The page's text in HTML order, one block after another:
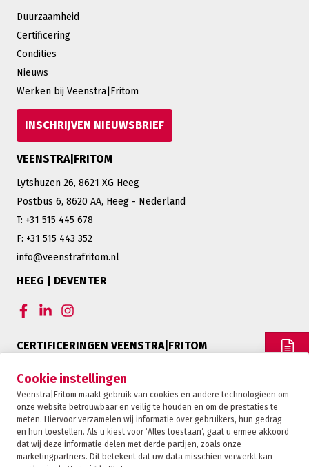
Cookie instellingen
Veenstra|Fritom maakt gebruik van cookies en andere technologieën om
onze website betrouwbaar en veilig te houden en om de prestaties te
meten. Hiervoor verzamelen wij informatie over gebruikers, hun gedrag
en hun toestellen. Als u kiest voor ‘Alles toestaan’, gaat u ermee akkoord
dat wij deze informatie delen met derde partijen, zoals onze
marketingpartners. Dit betekent dat uw data misschien verwerkt kan
CONTACT
Duurzaamheid
Certificering
Condities
Nieuws
Werken bij Veenstra|Fritom
INSCHRIJVEN NIEUWSBRIEF
VEENSTRA|FRITOM
Lytshuzen 26, 8621 XG Heeg
Postbus 6, 8620 AA, Heeg - Nederland
T: +31 515 445 678
F: +31 515 443 352
info@veenstrafritom.nl
HEEG | DEVENTER
CERTIFICERINGEN VEENSTRA|FRITOM